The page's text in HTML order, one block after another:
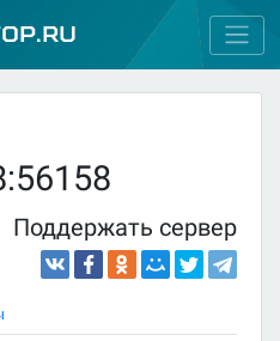
Поддержать сервер